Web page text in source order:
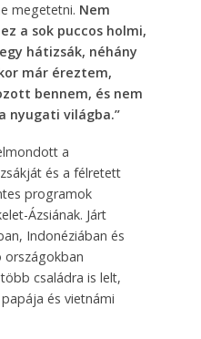
megetetni. Nem
a sok puccos holmi,
hátizsák, néhány
már éreztem,
bennem, és nem
nyugati világba.”
a
és a félretett
programok
Ázsiának. Járt
Indonéziában és
országokban
családra is lelt,
és vietnámi